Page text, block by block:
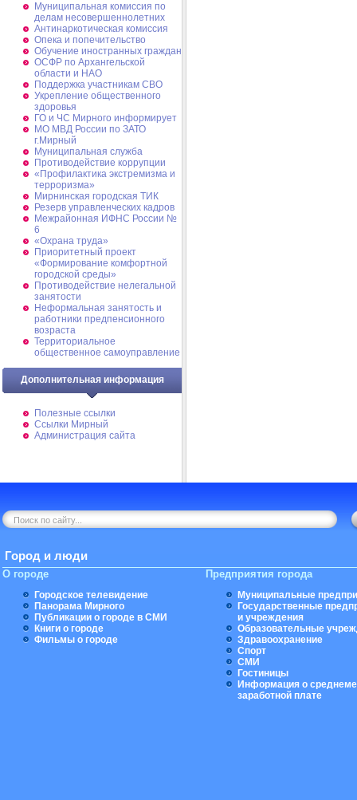
Муниципальная комиссия по
делам несовершеннолетних
Антинаркотическая комиссия
Опека и попечительство
Обучение иностранных граждан
ОСФР по Архангельской
области и НАО
Поддержка участникам СВО
Укрепление общественного
здоровья
ГО и ЧС Мирного информирует
МО МВД России по ЗАТО
г.Мирный
Муниципальная cлужба
Противодействие коррупции
«Профилактика экстремизма и
терроризма»
Мирнинская городская ТИК
Резерв управленческих кадров
Межрайонная ИФНС России №
6
«Охрана труда»
Приоритетный проект
«Формирование комфортной
городской среды»
Противодействие нелегальной
занятости
Неформальная занятость и
работники предпенсионного
возраста
Территориальное
общественное самоуправление
Дополнительная информация
Полезные ссылки
Ссылки Мирный
Администрация сайта
Город и люди
О городе
Городское телевидение
Панорама Мирного
Публикации о городе в СМИ
Книги о городе
Фильмы о городе
Предприятия города
Муниципальные
Государственные
и учреждения
Образовательные
Здравоохранение
Спорт
СМИ
Гостиницы
Информация о
заработной плате